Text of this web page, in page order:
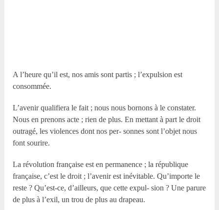
A l’heure qu’il est, nos amis sont partis ; l’expulsion est
consommée.
L’avenir qualifiera le fait ; nous nous bornons à le constater.
Nous en prenons acte ; rien de plus. En mettant à part le droit
outragé, les violences dont nos per- sonnes sont l’objet nous
font sourire.
La révolution française est en permanence ; la république
française, c’est le droit ; l’avenir est inévitable. Qu’importe le
reste ? Qu’est-ce, d’ailleurs, que cette expul- sion ? Une parure
de plus à l’exil, un trou de plus au drapeau.